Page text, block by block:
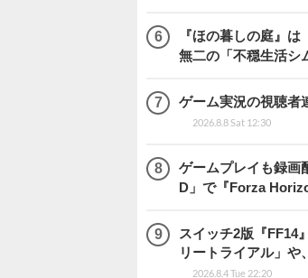
『ほの暮しの庭』
無二の「不穏生活シ
ゲーム実況の視聴者
2026.8.8 Sat 12:30
ゲームプレイも録
D」で『Forza
スイッチ2版『FF14
リートライアル」や
2026.8.4 Tue 22:20